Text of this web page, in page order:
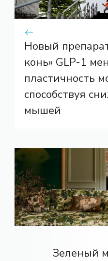
Новый
конь» GLP-1
пластичность
способствуя
мышей
Зеленый